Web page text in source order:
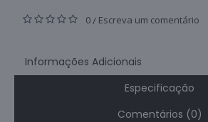
0 / Escreva um comentário
Informações Adicionais
Especificação
Comentários (0)